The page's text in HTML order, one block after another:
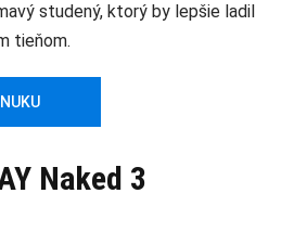
studený, ktorý by lepšie ladil
tieňom.
Naked 3